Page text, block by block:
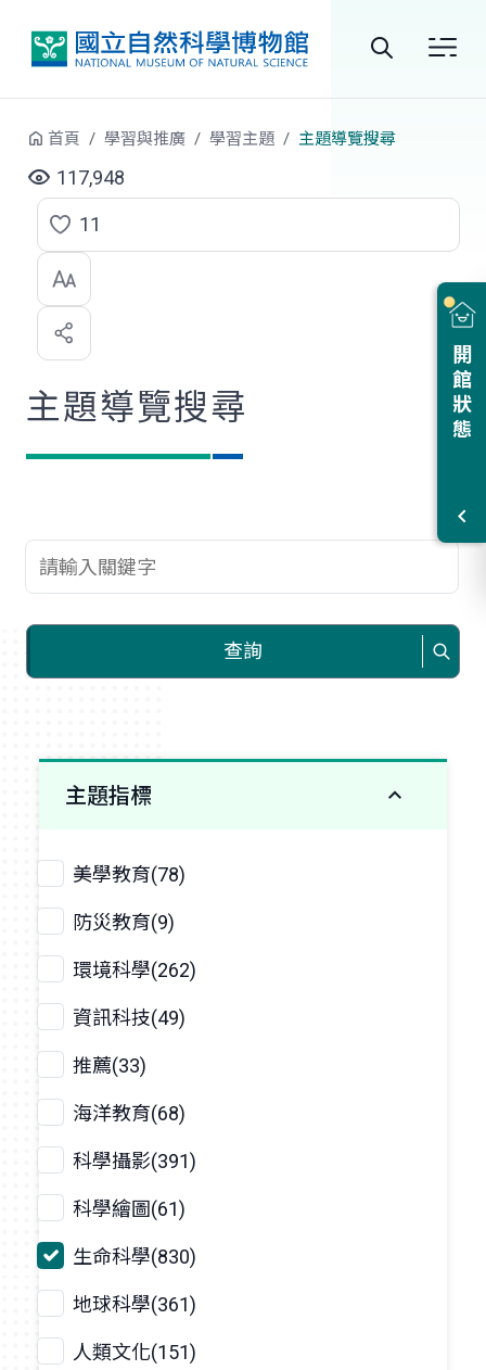
站
尋
開館狀態
首頁 學習與推廣 學習主題 主題導覽搜尋
117,948
點
選
喜
歡
11
主題導覽搜尋
查詢關鍵字
查詢
主題指標
美學教育(78)
防災教育(9)
環境科學(262)
資訊科技(49)
推薦(33)
海洋教育(68)
科學攝影(391)
科學繪圖(61)
生命科學(830)
地球科學(361)
人類文化(151)